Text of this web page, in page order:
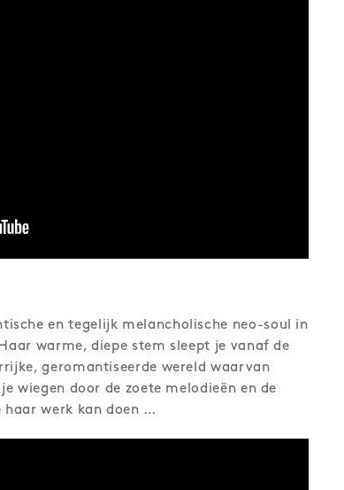
en tegelijk melancholische neo-soul in
warme, diepe stem sleept je vanaf de
geromantiseerde wereld waarvan
wiegen door de zoete melodieën en de
haar werk kan doen …